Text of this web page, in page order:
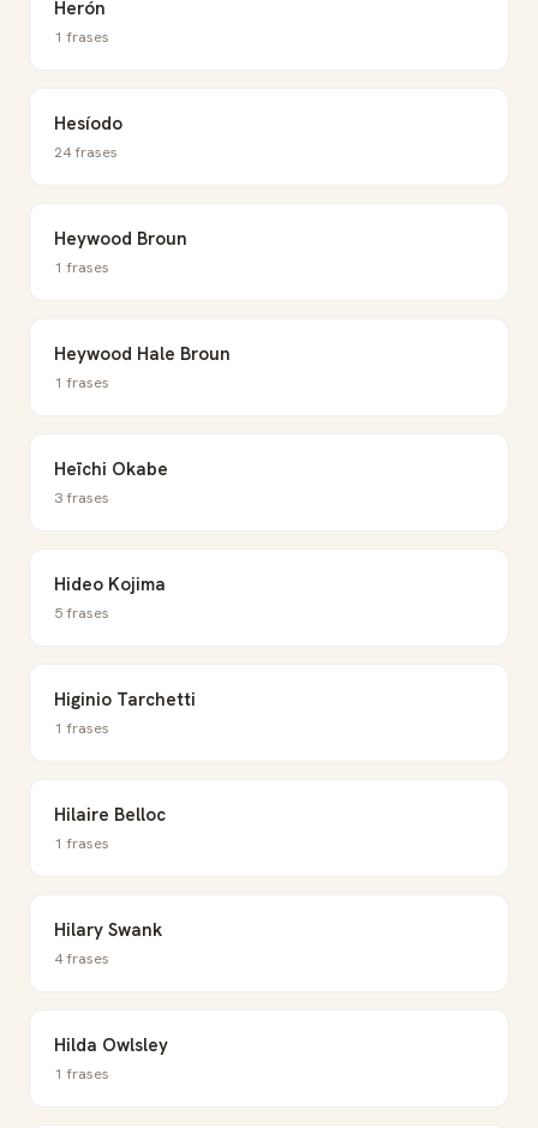
Herón
1 frases
Hesíodo
24 frases
Heywood Broun
1 frases
Heywood Hale Broun
1 frases
Heīchi Okabe
3 frases
Hideo Kojima
5 frases
Higinio Tarchetti
1 frases
Hilaire Belloc
1 frases
Hilary Swank
4 frases
Hilda Owlsley
1 frases